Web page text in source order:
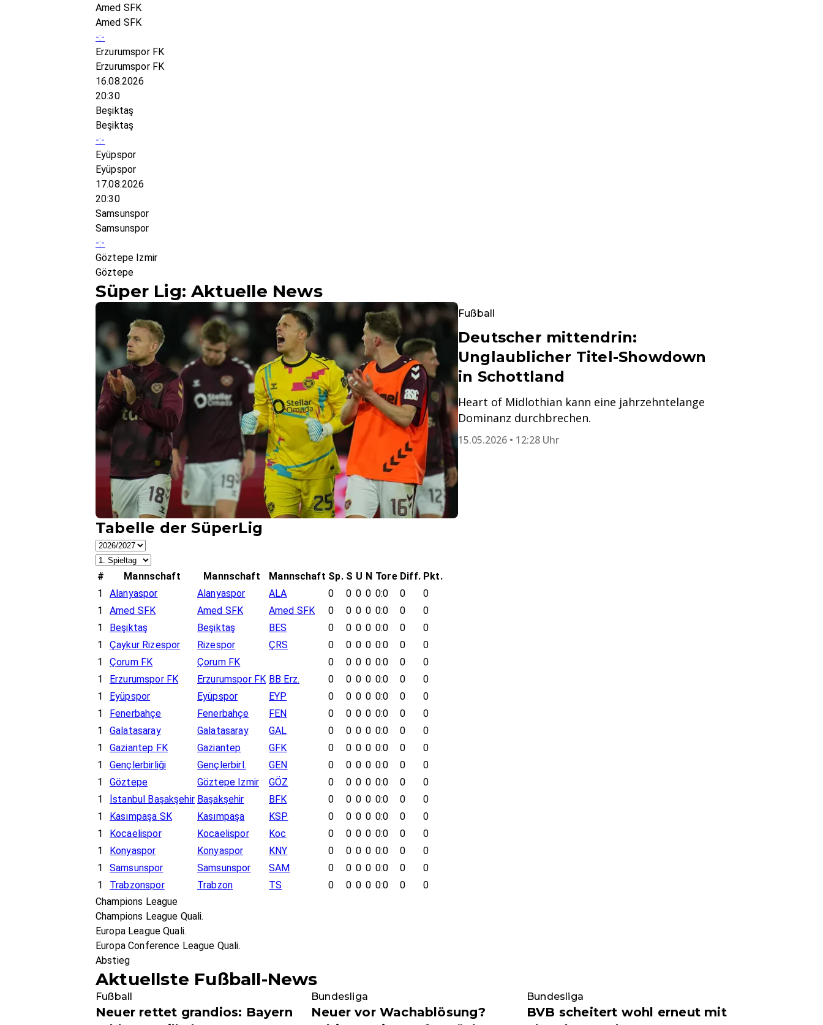
Amed SFK
Amed SFK
-:-
Erzurumspor FK
Erzurumspor FK
16.08.2026
20:30
Beşiktaş
Beşiktaş
-:-
Eyüpspor
Eyüpspor
17.08.2026
20:30
Samsunspor
Samsunspor
-:-
Göztepe Izmir
Göztepe
Süper Lig: Aktuelle News
Fußball
Deutscher mittendrin:
Unglaublicher Titel-Showdown
in Schottland
Heart of Midlothian kann eine jahrzehntelange
Dominanz durchbrechen.
15.05.2026 • 12:28 Uhr
Tabelle der SüperLig
# Mannschaft Mannschaft Mannschaft Sp. S U N Tore Diff. Pkt.
1
Alanyaspor Alanyaspor ALA 0 0 0 0 0:0 0
0
1
Amed SFK Amed SFK Amed SFK 0 0 0 0 0:0 0
0
1
Beşiktaş Beşiktaş BES 0 0 0 0 0:0 0
0
1
Çaykur Rizespor Rizespor ÇRS 0 0 0 0 0:0 0
0
1
Çorum FK Çorum FK 0 0 0 0 0:0 0
0
1
Erzurumspor FK Erzurumspor FK BB Erz. 0 0 0 0 0:0 0
0
1
Eyüpspor Eyüpspor EYP 0 0 0 0 0:0 0
0
1
Fenerbahçe Fenerbahçe FEN 0 0 0 0 0:0 0
0
1
Galatasaray Galatasaray GAL 0 0 0 0 0:0 0
0
1
Gaziantep FK Gaziantep GFK 0 0 0 0 0:0 0
0
1
Gençlerbirliği Gençlerbirl. GEN 0 0 0 0 0:0 0
0
1
Göztepe Göztepe Izmir GÖZ 0 0 0 0 0:0 0
0
1
İstanbul Başakşehir Başakşehir BFK 0 0 0 0 0:0 0
0
1
Kasımpaşa SK Kasımpaşa KSP 0 0 0 0 0:0 0
0
1
Kocaelispor Kocaelispor Koc 0 0 0 0 0:0 0
0
1
Konyaspor Konyaspor KNY 0 0 0 0 0:0 0
0
1
Samsunspor Samsunspor SAM 0 0 0 0 0:0 0
0
1
Trabzonspor Trabzon TS 0 0 0 0 0:0 0
0
Champions League
Champions League Quali.
Europa League Quali.
Europa Conference League Quali.
Abstieg
Aktuellste Fußball-News
Fußball
Neuer rettet grandios: Bayern
Bundesliga
Neuer vor Wachablösung?
Bundesliga
BVB scheitert wohl erneut mit